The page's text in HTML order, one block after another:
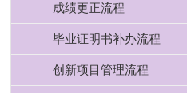
成绩更正流程
毕业证明书补办流程
创新项目管理流程